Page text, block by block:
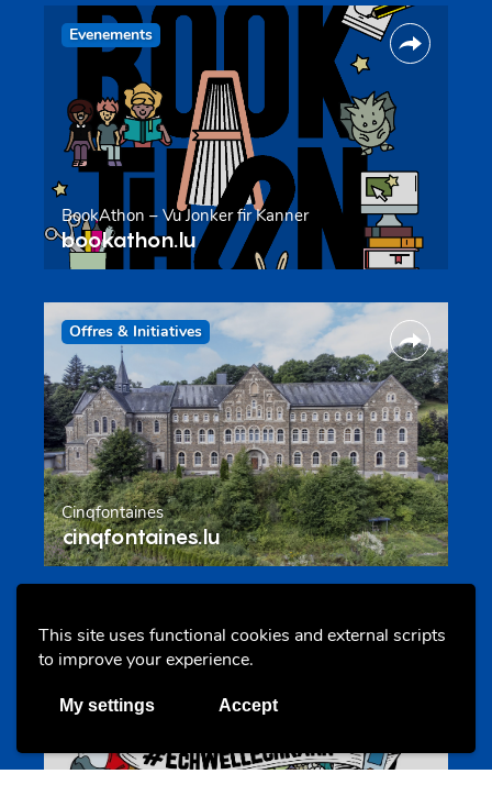
This site uses functional cookies and external scripts
to improve your experience.
My settings Accept
Evenements
BookAthon – Vu Jonker fir Kanner
bookathon.lu
Offres & Initiatives
Cinqfontaines
cinqfontaines.lu
Portails